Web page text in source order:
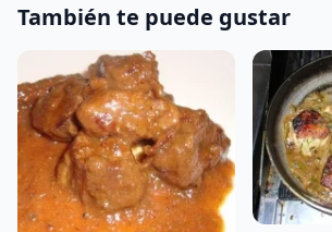
También te puede gustar